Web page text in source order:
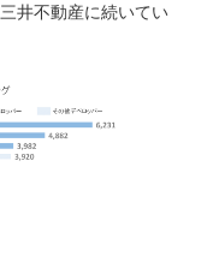
井不動産に続いてい